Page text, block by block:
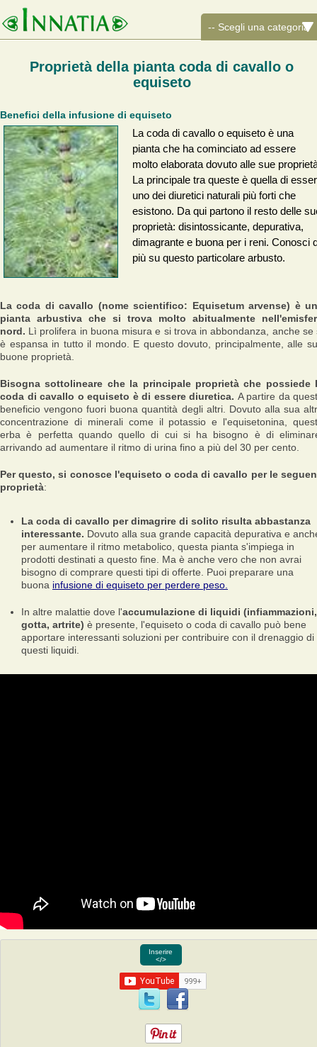
Proprietà della pianta coda di cavallo o
equiseto
Benefici della infusione di equiseto
La coda di cavallo o equiseto è una
pianta che ha cominciato ad essere
molto elaborata dovuto alle sue
La principale tra queste è quella di
uno dei diuretici naturali più forti che
esistono. Da qui partono il resto delle
proprietà: disintossicante, depurativa,
dimagrante e buona per i reni. Conosci
più su questo particolare arbusto.
La coda di cavallo (nome scientifico: Equisetum arvense) è
pianta arbustiva che si trova molto abitualmente
nord. Lì prolifera in buona misura e si trova in abbondanza, anche se
è espansa in tutto il mondo. E questo dovuto, principalmente, alle
buone proprietà.
Bisogna sottolineare che la principale proprietà che possiede
coda di cavallo o equiseto è di essere diuretica. A partire da
beneficio vengono fuori buona quantità degli altri. Dovuto alla sua
concentrazione di minerali come il potassio e l'equisetonina,
erba è perfetta quando quello di cui si ha bisogno è di
arrivando ad aumentare il ritmo di urina fino a più del 30 per cento.
Per questo, si conosce l'equiseto o coda di cavallo per le
proprietà:
La coda di cavallo per dimagrire di solito risulta abbastanza
interessante. Dovuto alla sua grande capacità depurativa e
per aumentare il ritmo metabolico, questa pianta s'impiega in
prodotti destinati a questo fine. Ma è anche vero che non avrai
bisogno di comprare questi tipi di offerte. Puoi preparare una
buona infusione di equiseto per perdere peso.
In altre malattie dove l'accumulazione di liquidi (infiammazioni,
gotta, artrite) è presente, l'equiseto o coda di cavallo può bene
apportare interessanti soluzioni per contribuire con il drenaggio di
questi liquidi.
Inserire
</>